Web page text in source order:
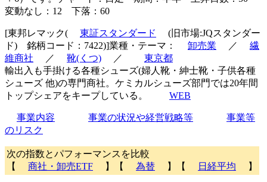
変動なし：12 下落：60
[東邦レマック( 東証スタンダード
(旧市場:JQスタンダー
ド) 銘柄コード：7422)]業種・テーマ：
卸売業 ／
繊
維商社
／ 靴(くつ) ／
東京都
輸出入も手掛ける各種シューズ(婦人靴・紳士靴・子供各種
シューズ 他)の専門商社。ケミカルシューズ部門では20年間
トップシェアをキープしている。
WEB
事業内容 事業の状況や経営戦略等
事業等
のリスク
次の指数とパフォーマンスを比較
【
商社・卸売ETF 】【 為替 】【 日経平均 】